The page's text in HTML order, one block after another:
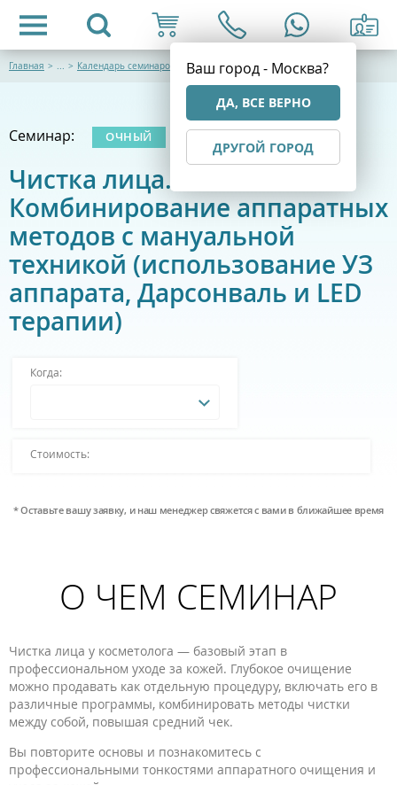
Ваш город - Москва?
ДА, ВСЕ ВЕРНО
ДРУГОЙ ГОРОД
Главная > ... > Календарь семинаров
Семинар: ОЧНЫЙ
Чистка лица.
Комбинирование аппаратных
методов с мануальной
техникой (использование УЗ
аппарата, Дарсонваль и LED
терапии)
Когда:
Стоимость:
* Оставьте вашу заявку, и наш менеджер свяжется с вами в ближайшее время
О ЧЕМ СЕМИНАР
Чистка лица у косметолога — базовый этап в
профессиональном уходе за кожей. Глубокое очищение
можно продавать как отдельную процедуру, включать его в
различные программы, комбинировать методы чистки
между собой, повышая средний чек.
Вы повторите основы и познакомитесь с
профессиональными тонкостями аппаратного очищения и